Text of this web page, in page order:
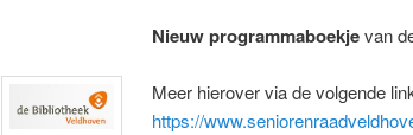
Nieuw programmaboekjevan
Meer hierover via de volgende
https://